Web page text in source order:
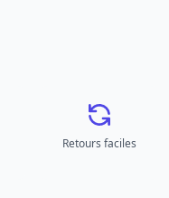
Retours faciles